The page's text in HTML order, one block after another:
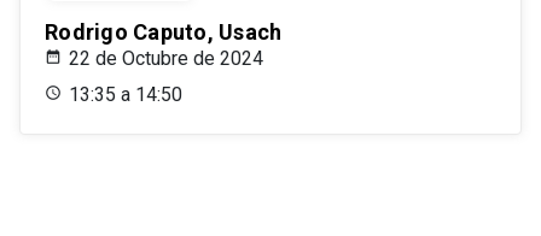
Rodrigo Caputo, Usach
22 de Octubre de 2024
13:35 a 14:50